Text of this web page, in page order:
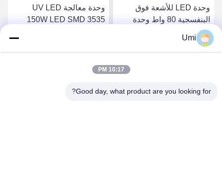
وحدة LED للأشعة فوق
البنفسجية 80 واط وحدة
البنفسجية حبر علاج طباعة
صناعات الكوارتز عدسة
احصل على افضل سعر
وحدة معالجة UV LED
150W LED SMD 3535
احصل على افضل سعر
Umi
10:17 PM
Good day, what product are you looking for?